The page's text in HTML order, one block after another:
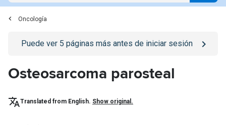
Oncología
Go to/iniciar-sesionpage
Puede ver 5 páginas más antes de iniciar sesión
Osteosarcoma parosteal
Translated from English. Show original.